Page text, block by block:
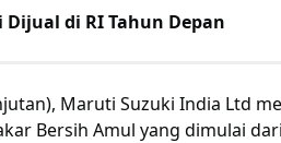
di RI Tahun Depan
Maruti Suzuki India Ltd
Bersih Amul yang dimulai